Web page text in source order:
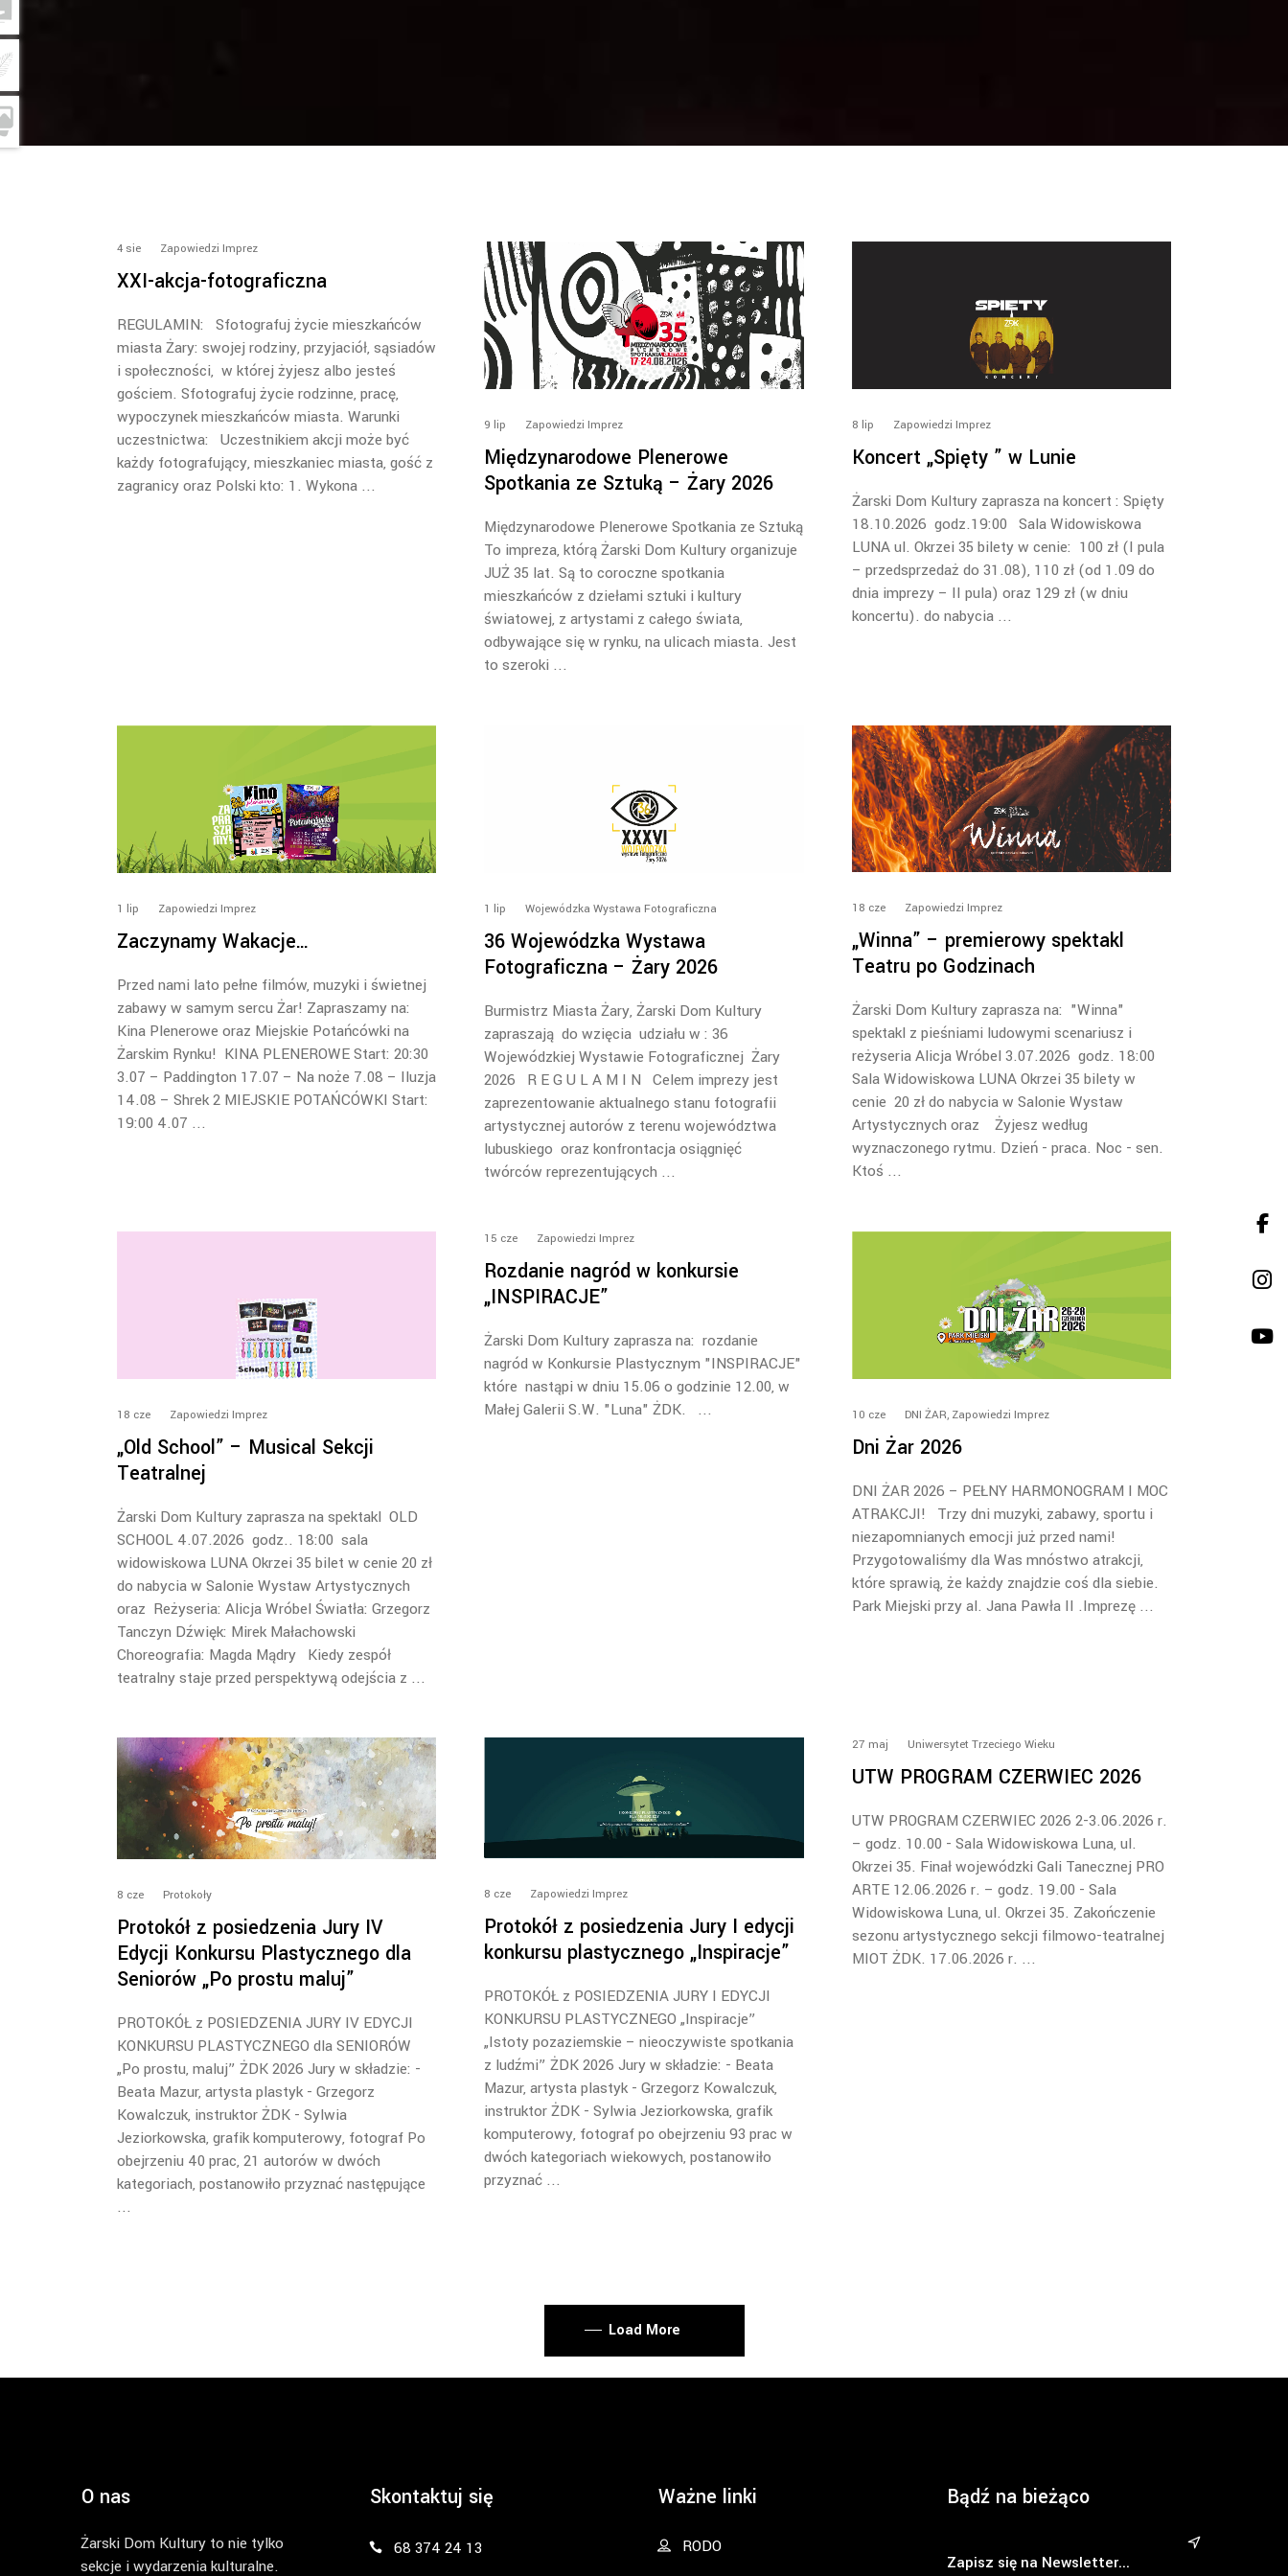
4 sie Zapowiedzi Imprez
XXI-akcja-fotograficzna
REGULAMIN: Sfotografuj życie mieszkańców
miasta Żary: swojej rodziny, przyjaciół, sąsiadów
i społeczności, w której żyjesz albo jesteś
gościem. Sfotografuj życie rodzinne, pracę,
wypoczynek mieszkańców miasta. Warunki
uczestnictwa: Uczestnikiem akcji może być
każdy fotografujący, mieszkaniec miasta, gość z
zagranicy oraz Polski kto: 1. Wykona
9 lip Zapowiedzi Imprez
Międzynarodowe Plenerowe
Spotkania ze Sztuką – Żary 2026
Międzynarodowe Plenerowe Spotkania ze Sztuką
To impreza, którą Żarski Dom Kultury organizuje
JUŻ 35 lat. Są to coroczne spotkania
mieszkańców z dziełami sztuki i kultury
światowej, z artystami z całego świata,
odbywające się w rynku, na ulicach miasta. Jest
to szeroki
8 lip Zapowiedzi Imprez
Koncert „Spięty ” w Lunie
Żarski Dom Kultury zaprasza na koncert : Spięty
18.10.2026 godz.19:00 Sala Widowiskowa
LUNA ul. Okrzei 35 bilety w cenie: 100 zł (I pula
– przedsprzedaż do 31.08), 110 zł (od 1.09 do
dnia imprezy – II pula) oraz 129 zł (w dniu
koncertu). do nabycia
1 lip Zapowiedzi Imprez
Zaczynamy Wakacje…
Przed nami lato pełne filmów, muzyki i świetnej
zabawy w samym sercu Żar! Zapraszamy na:
Kina Plenerowe oraz Miejskie Potańcówki na
Żarskim Rynku! KINA PLENEROWE Start: 20:30
3.07 – Paddington 17.07 – Na noże 7.08 – Iluzja
14.08 – Shrek 2 MIEJSKIE POTAŃCÓWKI Start:
19:00 4.07
1 lip Wojewódzka Wystawa Fotograficzna
36 Wojewódzka Wystawa
Fotograficzna – Żary 2026
Burmistrz Miasta Żary, Żarski Dom Kultury
zapraszają do wzięcia udziału w : 36
Wojewódzkiej Wystawie Fotograficznej Żary
2026 R E G U L A M I N Celem imprezy jest
zaprezentowanie aktualnego stanu fotografii
artystycznej autorów z terenu województwa
lubuskiego oraz konfrontacja osiągnięć
twórców reprezentujących
18 cze Zapowiedzi Imprez
„Winna” – premierowy spektakl
Teatru po Godzinach
Żarski Dom Kultury zaprasza na: "Winna"
spektakl z pieśniami ludowymi scenariusz i
reżyseria Alicja Wróbel 3.07.2026 godz. 18:00
Sala Widowiskowa LUNA Okrzei 35 bilety w
cenie 20 zł do nabycia w Salonie Wystaw
Artystycznych oraz Żyjesz według
wyznaczonego rytmu. Dzień - praca. Noc - sen.
Ktoś
18 cze Zapowiedzi Imprez
„Old School” – Musical Sekcji
Teatralnej
Żarski Dom Kultury zaprasza na spektakl OLD
SCHOOL 4.07.2026 godz.. 18:00 sala
widowiskowa LUNA Okrzei 35 bilet w cenie 20 zł
do nabycia w Salonie Wystaw Artystycznych
oraz Reżyseria: Alicja Wróbel Światła: Grzegorz
Tanczyn Dźwięk: Mirek Małachowski
Choreografia: Magda Mądry Kiedy zespół
teatralny staje przed perspektywą odejścia z
15 cze Zapowiedzi Imprez
Rozdanie nagród w konkursie
„INSPIRACJE”
Żarski Dom Kultury zaprasza na: rozdanie
nagród w Konkursie Plastycznym "INSPIRACJE"
które nastąpi w dniu 15.06 o godzinie 12.00, w
Małej Galerii S.W. "Luna" ŻDK.
10 cze DNI ŻAR, Zapowiedzi Imprez
Dni Żar 2026
DNI ŻAR 2026 – PEŁNY HARMONOGRAM I MOC
ATRAKCJI! Trzy dni muzyki, zabawy, sportu i
niezapomnianych emocji już przed nami!
Przygotowaliśmy dla Was mnóstwo atrakcji,
które sprawią, że każdy znajdzie coś dla siebie.
Park Miejski przy al. Jana Pawła II .Imprezę
8 cze Protokoły
Protokół z posiedzenia Jury IV
Edycji Konkursu Plastycznego dla
Seniorów „Po prostu maluj”
PROTOKÓŁ z POSIEDZENIA JURY IV EDYCJI
KONKURSU PLASTYCZNEGO dla SENIORÓW
„Po prostu, maluj” ŻDK 2026 Jury w składzie: -
Beata Mazur, artysta plastyk - Grzegorz
Kowalczuk, instruktor ŻDK - Sylwia
Jeziorkowska, grafik komputerowy, fotograf Po
obejrzeniu 40 prac, 21 autorów w dwóch
kategoriach, postanowiło przyznać następujące
8 cze Zapowiedzi Imprez
Protokół z posiedzenia Jury I edycji
konkursu plastycznego „Inspiracje”
PROTOKÓŁ z POSIEDZENIA JURY I EDYCJI
KONKURSU PLASTYCZNEGO „Inspiracje”
„Istoty pozaziemskie – nieoczywiste spotkania
z ludźmi” ŻDK 2026 Jury w składzie: - Beata
Mazur, artysta plastyk - Grzegorz Kowalczuk,
instruktor ŻDK - Sylwia Jeziorkowska, grafik
komputerowy, fotograf po obejrzeniu 93 prac w
dwóch kategoriach wiekowych, postanowiło
przyznać
27 maj Uniwersytet Trzeciego Wieku
UTW PROGRAM CZERWIEC 2026
UTW PROGRAM CZERWIEC 2026 2-3.06.2026 r.
– godz. 10.00 - Sala Widowiskowa Luna, ul.
Okrzei 35. Finał wojewódzki Gali Tanecznej PRO
ARTE 12.06.2026 r. – godz. 19.00 - Sala
Widowiskowa Luna, ul. Okrzei 35. Zakończenie
sezonu artystycznego sekcji filmowo-teatralnej
MIOT ŻDK. 17.06.2026 r.
Load More
O nas
Żarski Dom Kultury to nie tylko
sekcje i wydarzenia kulturalne.
Skontaktuj się
68 374 24 13
Ważne linki
RODO
Bądź na bieżąco
&